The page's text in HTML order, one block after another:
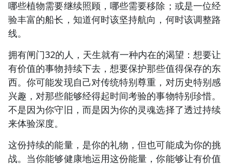
哪些植物需要继续照顾，哪些需要移除；或是一位经
验丰富的船长，知道何时该坚持航向，何时该调整路
线。
拥有闸门32的人，天生就有一种内在的渴望：想要让
有价值的事物持续下去，想要保护那些值得保存的东
西。你可能发现自己对传统特别尊重，对历史特别感
兴趣，对那些能够经得起时间考验的事物特别珍惜。
不是因为你守旧，而是因为你的灵魂选择了透过持续
来体验深度。
这份持续的能量，是你的礼物，但也可能成为你的挑
战。当你能够健康地运用这份能量，你能够让有价值